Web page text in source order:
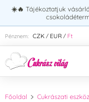
☀️🔥 Tájékoztatjuk
Pénznem: CZK / EUR / Ft
Adja meg a
Főoldal Cukrászati